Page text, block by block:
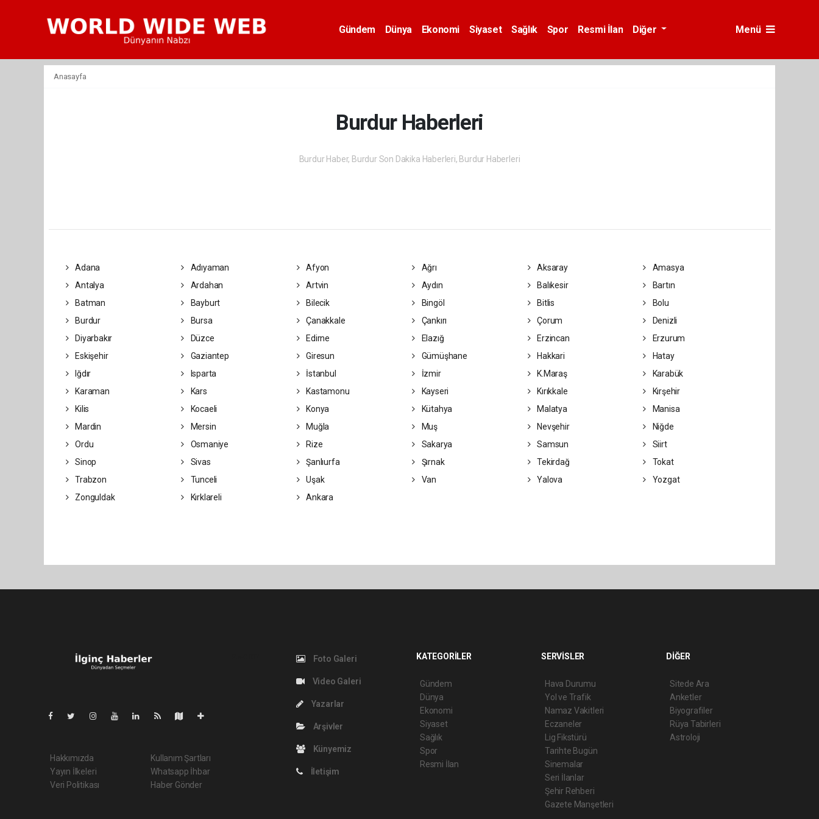
Gündem Dünya Ekonomi Siyaset Sağlık Spor Resmi İlan Diğer Menü
Anasayfa
Burdur Haberleri
Burdur Haber, Burdur Son Dakika Haberleri, Burdur Haberleri
Adana Adıyaman Afyon Ağrı Aksaray
Amasya
Antalya
Ardahan Artvin Aydın Balıkesir
Bartın
Batman
Bayburt Bilecik Bingöl Bitlis
Bolu
Burdur
Bursa Çanakkale Çankırı Çorum
Denizli
Diyarbakır
Düzce Edirne Elazığ Erzincan
Erzurum
Eskişehir
Gaziantep Giresun Gümüşhane Hakkari
Hatay
Iğdır
Isparta İstanbul İzmir K.Maraş
Karabük
Karaman
Kars Kastamonu Kayseri Kırıkkale
Kırşehir
Kilis
Kocaeli Konya Kütahya Malatya
Manisa
Mardin
Mersin Muğla Muş Nevşehir
Niğde
Ordu
Osmaniye Rize Sakarya Samsun
Siirt
Sinop
Sivas Şanlıurfa Şırnak Tekirdağ
Tokat
Trabzon
Tunceli Uşak Van Yalova
Yozgat
Zonguldak
Kırklareli Ankara
Hakkımızda
Yayın İlkeleri
Veri Politikası
Kullanım Şartları
Whatsapp İhbar
Haber Gönder
Foto Galeri
Video Galeri
Yazarlar
Arşivler
Künyemiz
İletişim
KATEGORİLER
Gündem
Dünya
Ekonomi
Siyaset
Sağlık
Spor
Resmi İlan
SERVİSLER
Hava Durumu
Yol ve Trafik
Namaz Vakitleri
Eczaneler
Lig Fikstürü
Tarihte Bugün
Sinemalar
Seri İlanlar
Şehir Rehberi
Gazete Manşetleri
DİĞER
Sitede Ara
Anketler
Biyografiler
Rüya Tabirleri
Astroloji